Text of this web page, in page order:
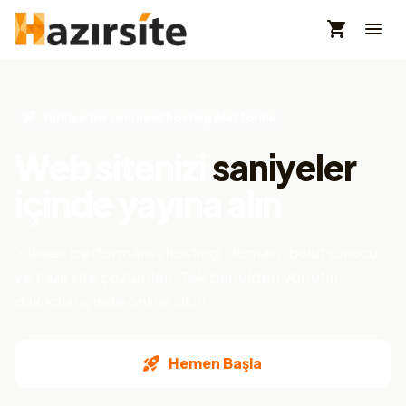
saniyeler
içinde yayına alın
Hemen Başla